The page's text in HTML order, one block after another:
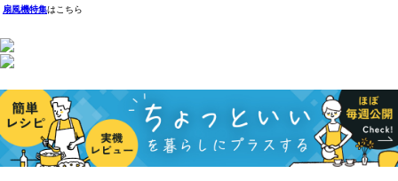
扇風機特集はこちら